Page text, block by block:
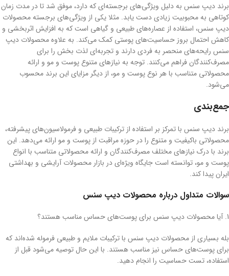
برند دیپ سنس به دلیل ویژگی‌های برجسته‌ای که دارد، موفق شد تا در مدت زمان
کوتاهی به محبوبیت زیادی دست یابد. مثلا یکی از ویژگی‌های برجسته محصولات
دیپ سنس، استفاده از عصاره‌های طبیعی و گیاهی است که به افزایش اثربخشی و
کاهش احتمال بروز حساسیت‌های پوستی کمک می‌کند. به علاوه محصولات دیپ
سنس رایحه‌های منحصر به فردی دارند و تجربه‌ای لذت‌ بخش را برای
مصرف‌کنندگان فراهم می‌کنند. توجه به نیازهای متنوع پوست و مو و ارائه
محصولاتی متناسب با هر نوع پوست و مو، از دیگر مزایای این برند محسوب
می‌شود.
جمع‌بندی
برند دیپ سنس با تمرکز بر استفاده از ترکیبات طبیعی و فرمولاسیون‌های پیشرفته،
محصولاتی باکیفیت و متنوع را در حوزه مراقبت از پوست و مو ارائه می‌دهد. این
برند با درک نیازهای مختلف مصرف‌کنندگان و ارائه محصولاتی متناسب با انواع
پوست و مو، توانسته است جایگاه ویژه‌ای در بازار محصولات آرایشی و بهداشتی
ایران پیدا کند.
سوالات متداول درباره محصولات دیپ سنس
1. آیا محصولات دیپ سنس برای پوست‌های حساس مناسب هستند؟
بله بسیاری از محصولات دیپ سنس با ترکیبات ملایم و طبیعی فرموله شده‌اند که
برای پوست‌های حساس نیز مناسب هستند. با این حال توصیه می‌شود قبل از
استفاده، تست حساسیت را انجام دهید.